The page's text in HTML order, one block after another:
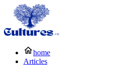
home
Articles